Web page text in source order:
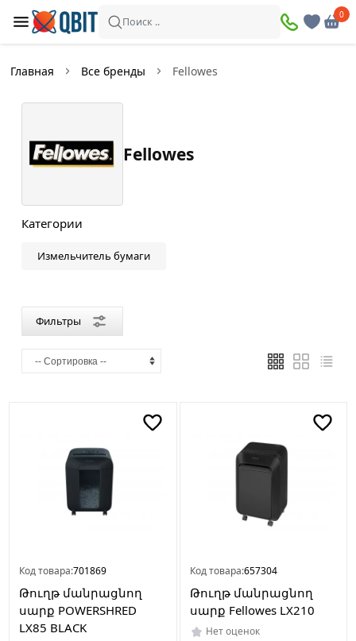
Поиск ..
0
Главная Все бренды Fellowes
Fellowes
Категории
Измельчитель бумаги
Фильтры
Фильтры
—
Черный
Код товара:701869
Թուղթ մանրացնող
սարք POWERSHRED
LX85 BLACK
Код товара:657304
Թուղթ մանրացնող
սարք Fellowes LX210
Нет оценок